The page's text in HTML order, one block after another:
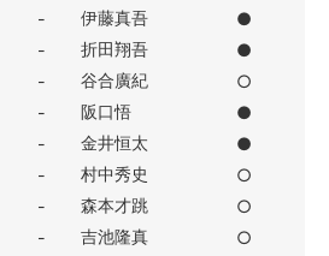
- 伊藤真吾
●
- 折田翔吾
●
- 谷合廣紀
○
- 阪口悟
●
- 金井恒太
●
- 村中秀史
○
- 森本才跳
○
- 吉池隆真
○